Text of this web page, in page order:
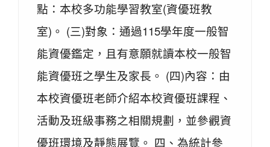
點：本校多功能學習教室(資優班教
室)。 (三)對象：通過115學年度一般智
能資優鑑定，且有意願就讀本校一般智
能資優班之學生及家長。 (四)內容：由
本校資優班老師介紹本校資優班課程、
活動及班級事務之相關規劃，並參觀資
優班環境及靜態展覽。 四、為統計參